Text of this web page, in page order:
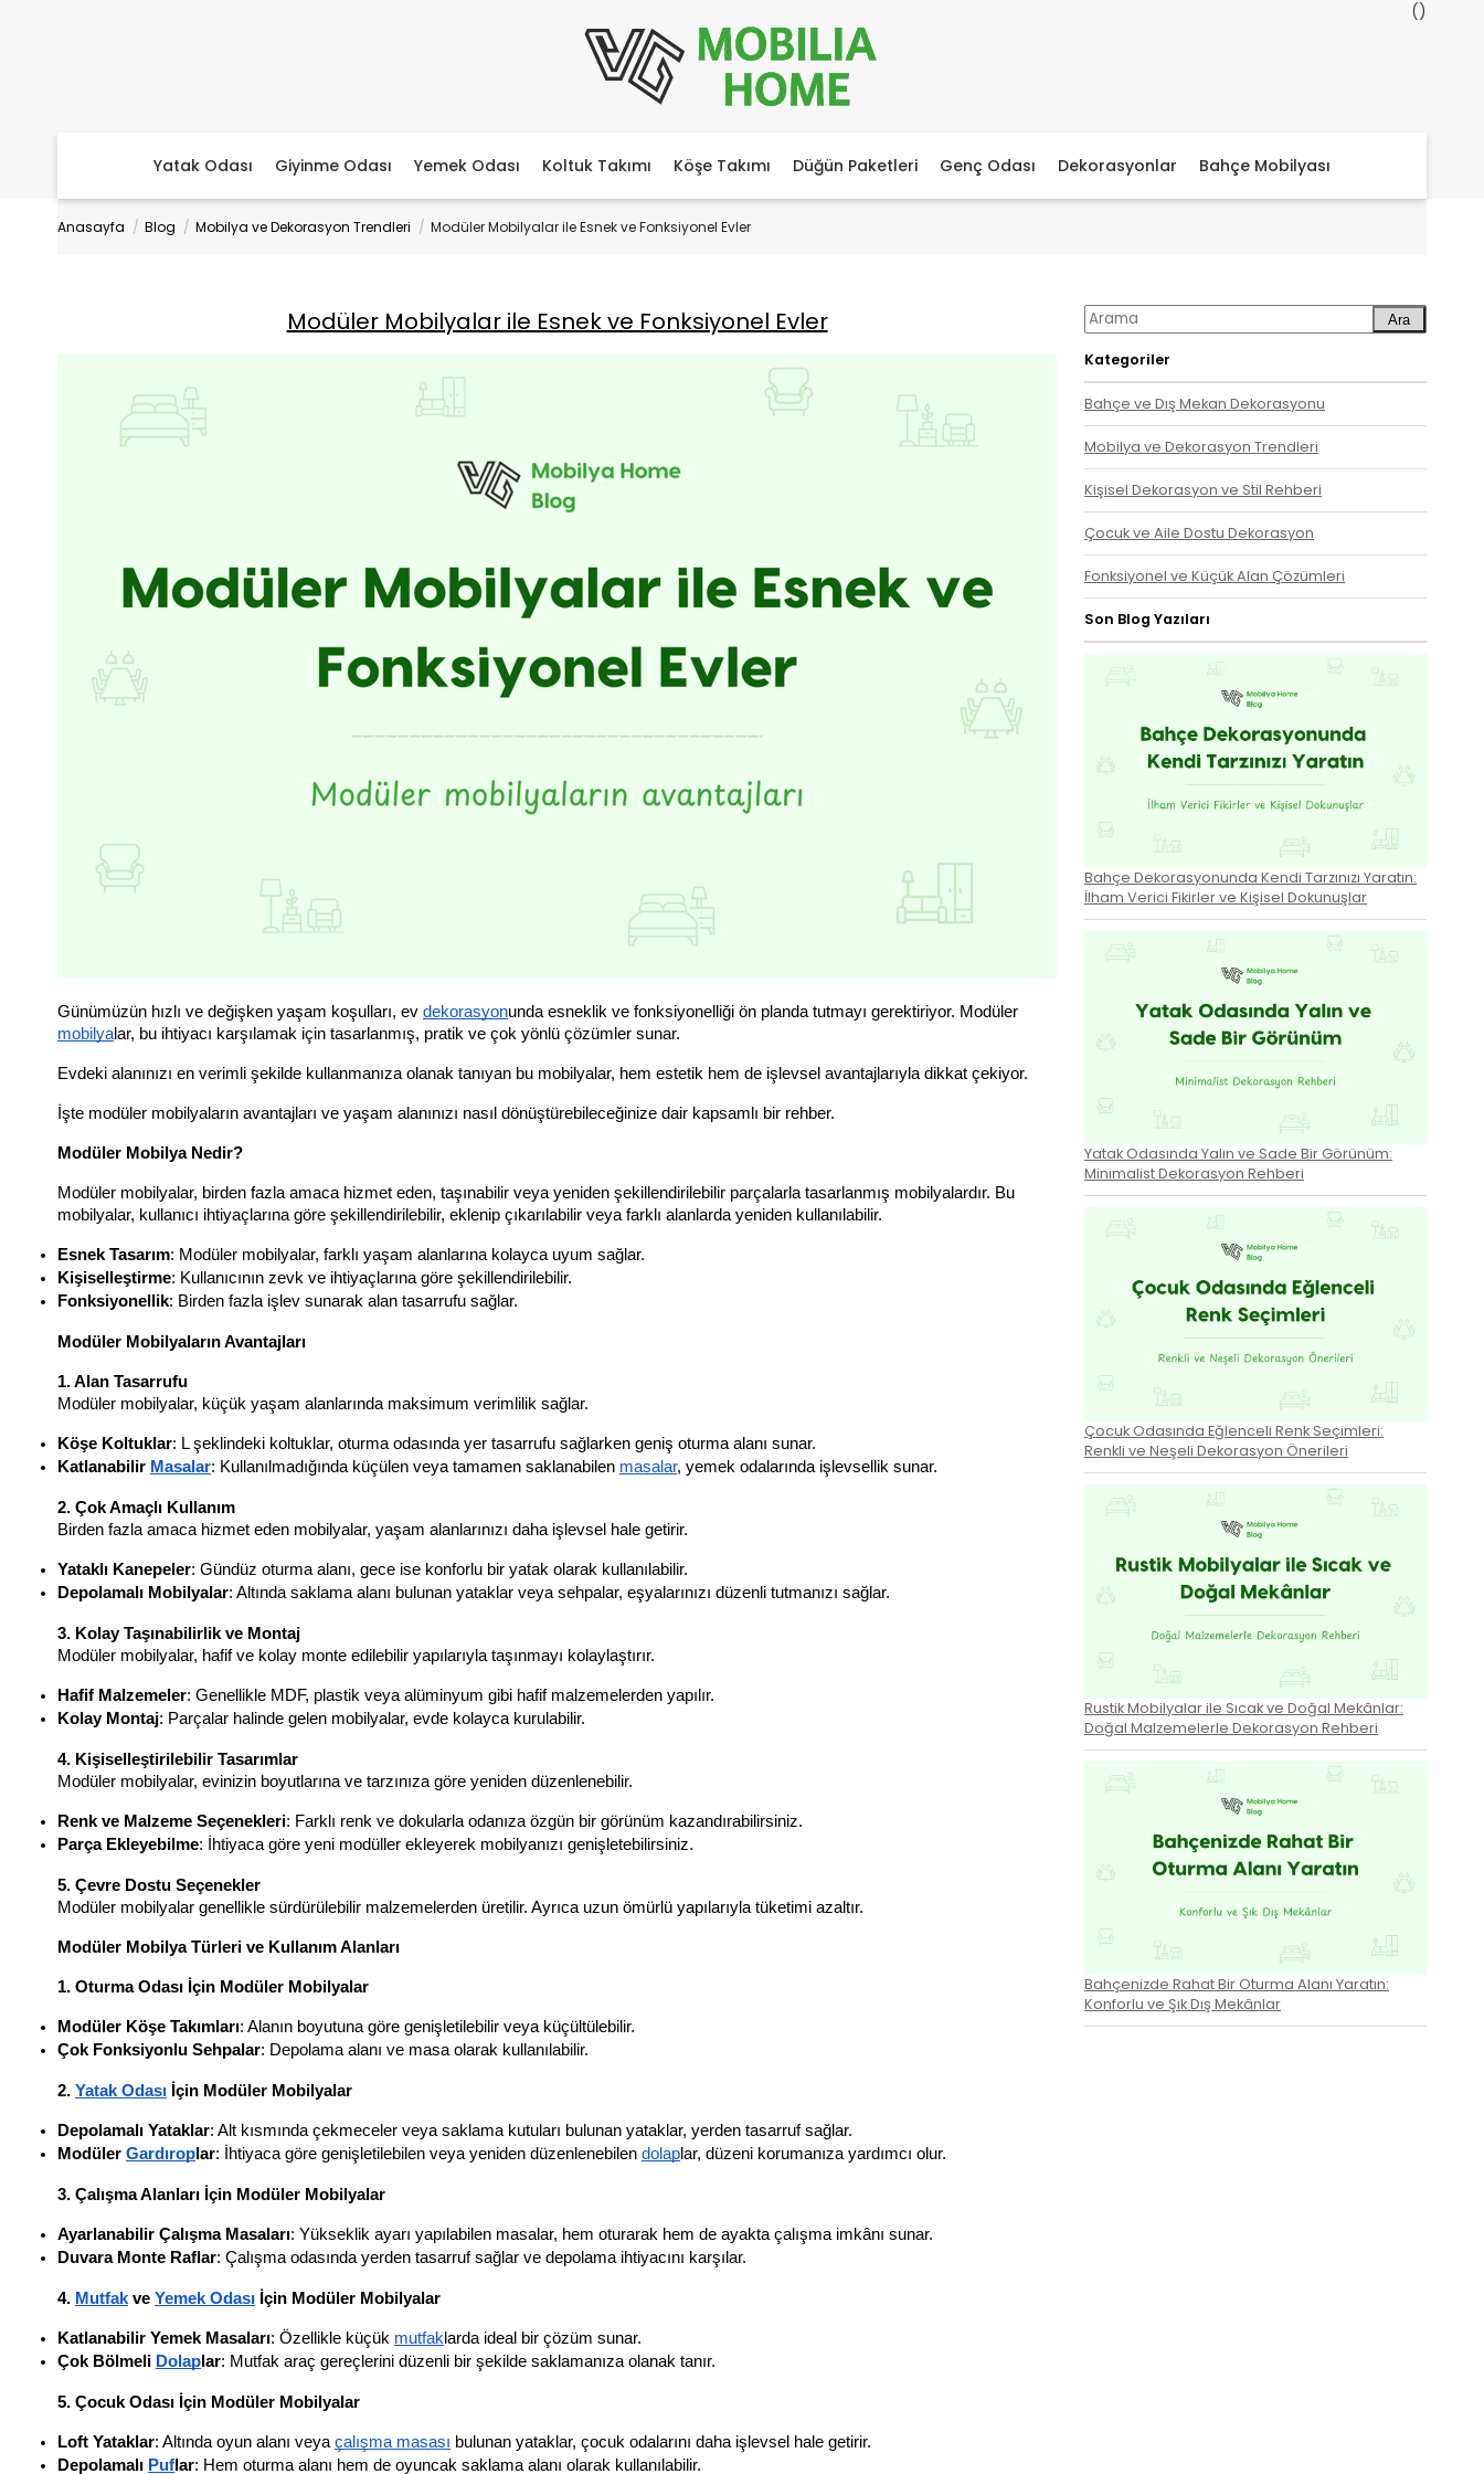
Yatak Odası Giyinme Odası Yemek Odası Koltuk Takımı Köşe Takımı Düğün Paketleri Genç Odası Dekorasyonlar Bahçe Mobilyası
Anasayfa Blog Mobilya ve Dekorasyon Trendleri Modüler Mobilyalar ile Esnek ve Fonksiyonel Evler
Modüler Mobilyalar ile Esnek ve Fonksiyonel Evler
Günümüzün hızlı ve değişken yaşam koşulları, ev dekorasyon
mobilyalar, bu ihtiyacı karşılamak için tasarlanmış, pratik ve çok yönlü çözümler sunar.
Evdeki alanınızı en verimli şekilde kullanmanıza olanak tanıyan bu mobilyalar, hem estetik hem de işlevsel avantajlarıyla dikkat çekiyor.
İşte modüler mobilyaların avantajları ve yaşam alanınızı nasıl dönüştürebileceğinize dair kapsamlı bir rehber.
Modüler Mobilya Nedir?
Modüler mobilyalar, birden fazla amaca hizmet eden, taşınabilir veya yeniden şekillendirilebilir parçalarla tasarlanmış mobilyalardır. Bu
mobilyalar, kullanıcı ihtiyaçlarına göre şekillendirilebilir, eklenip çıkarılabilir veya farklı alanlarda yeniden kullanılabilir.
Esnek Tasarım: Modüler mobilyalar, farklı yaşam alanlarına kolayca uyum sağlar.
Kişiselleştirme: Kullanıcının zevk ve ihtiyaçlarına göre şekillendirilebilir.
Fonksiyonellik: Birden fazla işlev sunarak alan tasarrufu sağlar.
Modüler Mobilyaların Avantajları
1. Alan Tasarrufu
Modüler mobilyalar, küçük yaşam alanlarında maksimum verimlilik sağlar.
Köşe Koltuklar: L şeklindeki koltuklar, oturma odasında yer tasarrufu sağlarken geniş oturma alanı sunar.
Katlanabilir Masalar: Kullanılmadığında küçülen veya tamamen saklanabilen masalar, yemek odalarında işlevsellik sunar.
2. Çok Amaçlı Kullanım
Birden fazla amaca hizmet eden mobilyalar, yaşam alanlarınızı daha işlevsel hale getirir.
Yataklı Kanepeler: Gündüz oturma alanı, gece ise konforlu bir yatak olarak kullanılabilir.
Depolamalı Mobilyalar: Altında saklama alanı bulunan yataklar veya sehpalar, eşyalarınızı düzenli tutmanızı sağlar.
3. Kolay Taşınabilirlik ve Montaj
Modüler mobilyalar, hafif ve kolay monte edilebilir yapılarıyla taşınmayı kolaylaştırır.
Hafif Malzemeler: Genellikle MDF, plastik veya alüminyum gibi hafif malzemelerden yapılır.
Kolay Montaj: Parçalar halinde gelen mobilyalar, evde kolayca kurulabilir.
4. Kişiselleştirilebilir Tasarımlar
Modüler mobilyalar, evinizin boyutlarına ve tarzınıza göre yeniden düzenlenebilir.
Renk ve Malzeme Seçenekleri: Farklı renk ve dokularla odanıza özgün bir görünüm kazandırabilirsiniz.
Parça Ekleyebilme: İhtiyaca göre yeni modüller ekleyerek mobilyanızı genişletebilirsiniz.
5. Çevre Dostu Seçenekler
Modüler mobilyalar genellikle sürdürülebilir malzemelerden üretilir. Ayrıca uzun ömürlü yapılarıyla tüketimi azaltır.
Modüler Mobilya Türleri ve Kullanım Alanları
1. Oturma Odası İçin Modüler Mobilyalar
Modüler Köşe Takımları: Alanın boyutuna göre genişletilebilir veya küçültülebilir.
Çok Fonksiyonlu Sehpalar: Depolama alanı ve masa olarak kullanılabilir.
2. Yatak Odası İçin Modüler Mobilyalar
Depolamalı Yataklar: Alt kısmında çekmeceler veya saklama kutuları bulunan yataklar, yerden tasarruf sağlar.
Modüler Gardırop lar: İhtiyaca göre genişletilebilen veya yeniden düzenlenebilen dolaplar, düzeni korumanıza yardımcı olur.
3. Çalışma Alanları İçin Modüler Mobilyalar
Ayarlanabilir Çalışma Masaları: Yükseklik ayarı yapılabilen masalar, hem oturarak hem de ayakta çalışma imkânı sunar.
Duvara Monte Raflar: Çalışma odasında yerden tasarruf sağlar ve depolama ihtiyacını karşılar.
4. Mutfak ve Yemek Odası İçin Modüler Mobilyalar
Katlanabilir Yemek Masaları: Özellikle küçük mutfak larda ideal bir çözüm sunar.
Çok Bölmeli Dolap lar: Mutfak araç gereçlerini düzenli bir şekilde saklamanıza olanak tanır.
5. Çocuk Odası İçin Modüler Mobilyalar
Loft Yataklar: Altında oyun alanı veya çalışma masası bulunan yataklar, çocuk odalarını daha işlevsel hale getirir.
Depolamalı Puf lar: Hem oturma alanı hem de oyuncak saklama alanı olarak kullanılabilir.
Ara
Kategoriler
Bahçe ve Dış Mekan Dekorasyonu
Mobilya ve Dekorasyon Trendleri
Kişisel Dekorasyon ve Stil Rehberi
Çocuk ve Aile Dostu Dekorasyon
Fonksiyonel ve Küçük Alan Çözümleri
Son Blog Yazıları
Bahçe Dekorasyonunda Kendi Tarzınızı Yaratın:
İlham Verici Fikirler ve Kişisel Dokunuşlar
Yatak Odasında Yalın ve Sade Bir Görünüm:
Minimalist Dekorasyon Rehberi
Çocuk Odasında Eğlenceli Renk Seçimleri:
Renkli ve Neşeli Dekorasyon Önerileri
Rustik Mobilyalar ile Sıcak ve Doğal Mekânlar:
Doğal Malzemelerle Dekorasyon Rehberi
Bahçenizde Rahat Bir Oturma Alanı Yaratın:
Konforlu ve Şık Dış Mekânlar